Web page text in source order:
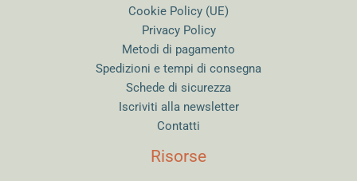
Cookie Policy (UE)
Privacy Policy
Metodi di pagamento
Spedizioni e tempi di consegna
Schede di sicurezza
Iscriviti alla newsletter
Contatti
Risorse